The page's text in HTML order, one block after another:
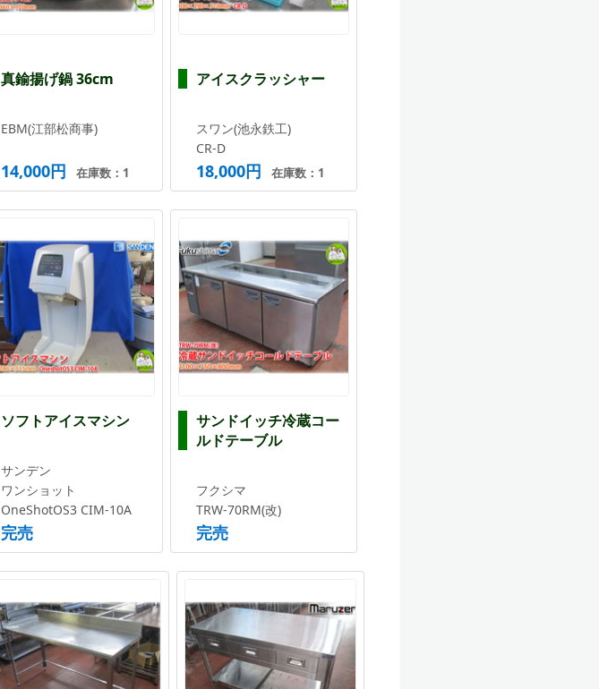
真鍮揚げ鍋 36cm
EBM(江部松商事)
14,000円 在庫数：1
アイスクラッシャー
スワン(池永鉄工)
CR-D
18,000円 在庫数：1
ソフトアイスマシン
サンデン
ワンショット
OneShotOS3 CIM-10A
完売
サンドイッチ冷蔵コー
ルドテーブル
フクシマ
TRW-70RM(改)
完売